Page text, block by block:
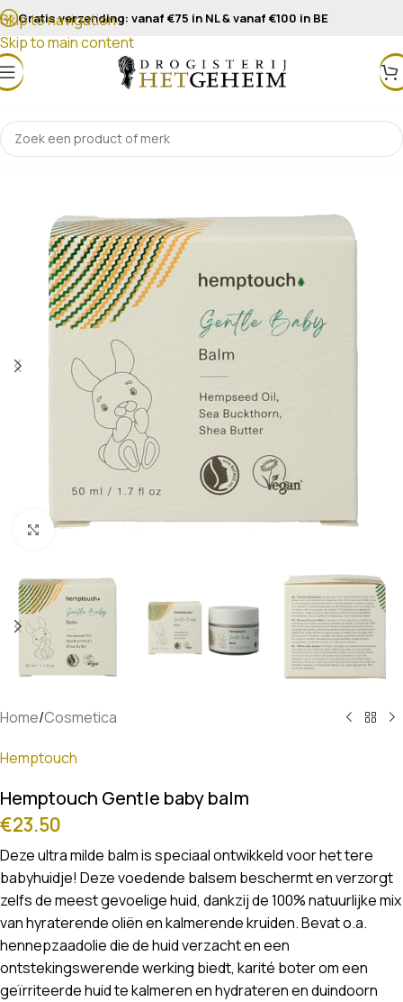
Skip to navigation
Skip to main content
Gratis verzending: vanaf €75 in NL & vanaf €100 in BE
Klik om te vergroten
Home/Cosmetica
Hemptouch
Hemptouch Gentle baby balm
€23.50
Deze ultra milde balm is speciaal ontwikkeld voor het tere
babyhuidje! Deze voedende balsem beschermt en verzorgt
zelfs de meest gevoelige huid, dankzij de 100% natuurlijke mix
van hyraterende oliën en kalmerende kruiden. Bevat o.a.
hennepzaadolie die de huid verzacht en een
ontstekingswerende werking biedt, karité boter om een
geïrriteerde huid te kalmeren en hydrateren en duindoorn